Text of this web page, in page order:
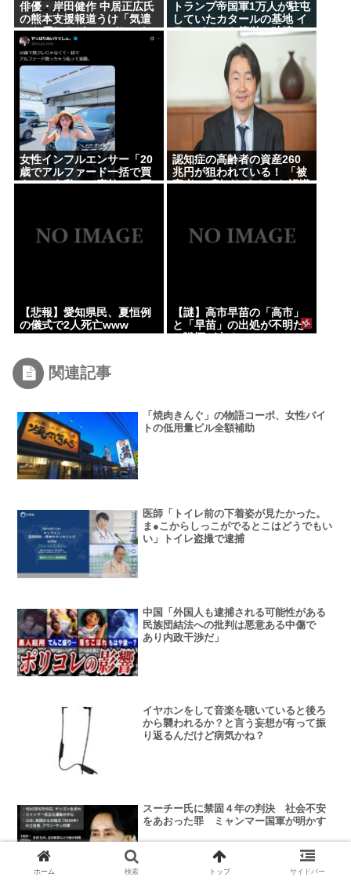
俳優・岸田健作 中居正広氏
の熊本支援報道うけ「気遣
いや優しさがハンパじゃな
い」 中居氏との思い出を回
顧
トランプ帝国軍1万人が駐屯
していたカタールの基地 イ
ランがいとも簡単に破壊
女性インフルエンサー「20
歳でアルファード一括で買
えちゃう私って素敵」→画
認知症の高齢者の資産260
兆円が狙われている！ 「被
害者の8割がだまされた認識
【悲報】愛知県民、夏恒例
の儀式で2人死亡www
【謎】高市早苗の「高市」
と「早苗」の出処が不明だ
関連記事
「焼肉きんぐ」の物語コーポ、女性バイ
トの低用量ピル全額補助
医師「トイレ前の下着姿が見たかった。
ま●こからしっこがでるとこはどうでもい
い」トイレ盗撮で逮捕
中国「外国人も逮捕される可能性がある
民族団結法への批判は悪意ある中傷で
あ⁠り内政干渉だ」
イヤホンをして音楽を聴いていると後ろ
から襲われるか？と言う妄想が有って振
り返るんだけど病気かね？
スーチー氏に禁固４年の判決 社会不安
をあおった罪 ミャンマー国軍が明かす
ホーム 検索 トップ サイドバー